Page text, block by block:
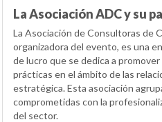
La Asociación ADC y su
La Asociación de Consultoras de
organizadora del evento, es una
de lucro que se dedica a
prácticas en el ámbito de las
estratégica. Esta asociación
comprometidas con la
del sector.